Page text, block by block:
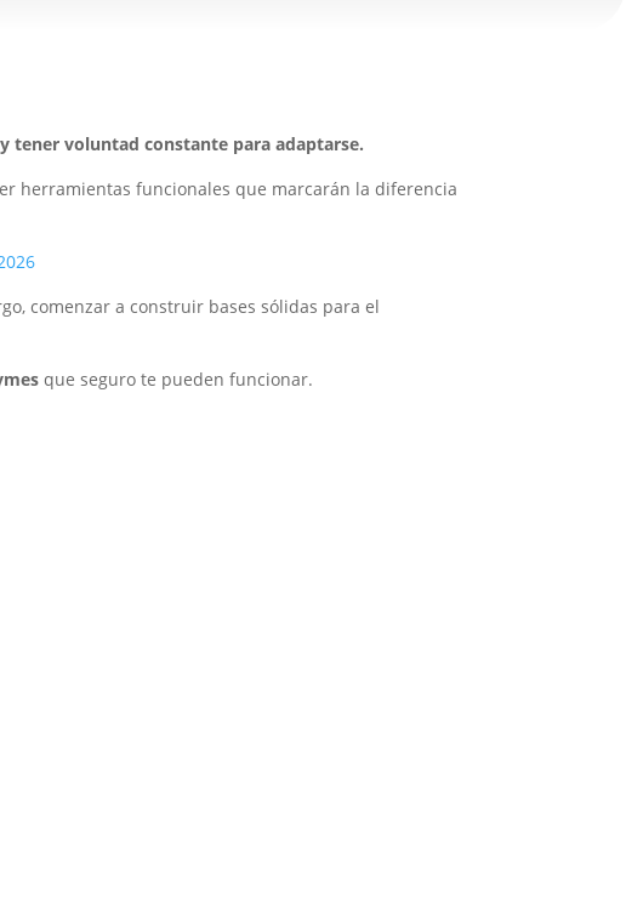
tener voluntad constante para adaptarse.
herramientas funcionales que marcarán la diferencia
comenzar a construir bases sólidas para el
que seguro te pueden funcionar.